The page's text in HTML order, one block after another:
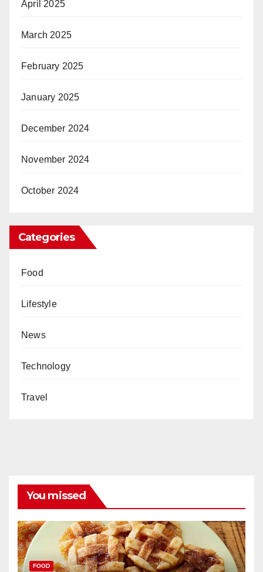
April 2025
March 2025
February 2025
January 2025
December 2024
November 2024
October 2024
Categories
Food
Lifestyle
News
Technology
Travel
You missed
FOOD